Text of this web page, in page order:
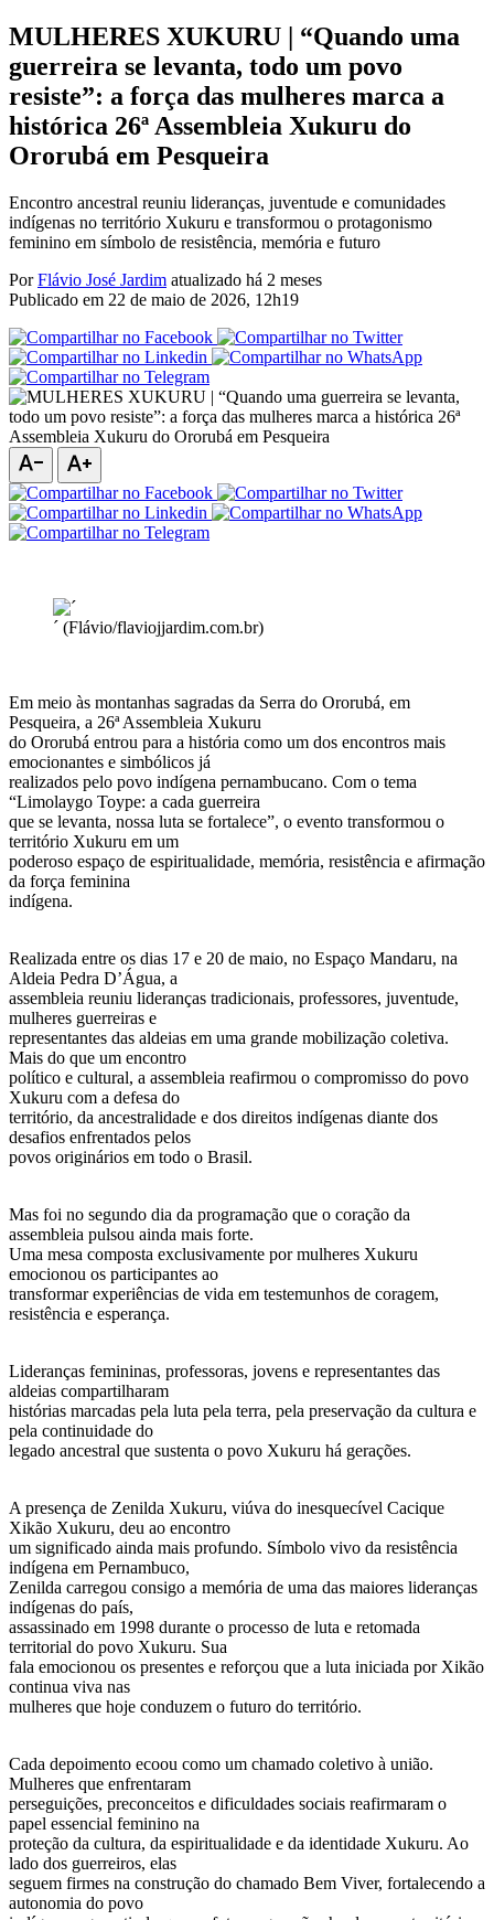
MULHERES XUKURU | “Quando uma
guerreira se levanta, todo um povo
resiste”: a força das mulheres marca a
histórica 26ª Assembleia Xukuru do
Ororubá em Pesqueira
Encontro ancestral reuniu lideranças, juventude e comunidades
indígenas no território Xukuru e transformou o protagonismo
feminino em símbolo de resistência, memória e futuro
PorFlávio José Jardim atualizado há 2 meses
Publicado em 22 de maio de 2026, 12h19
text_decrease text_increase
´ (Flávio/flaviojjardim.com.br)
Em meio às montanhas sagradas da Serra do Ororubá, em
Pesqueira, a 26ª Assembleia Xukuru
do Ororubá entrou para a história como um dos encontros mais
emocionantes e simbólicos já
realizados pelo povo indígena pernambucano. Com o tema
“Limolaygo Toype: a cada guerreira
que se levanta, nossa luta se fortalece”, o evento transformou o
território Xukuru em um
poderoso espaço de espiritualidade, memória, resistência e afirmação
da força feminina
indígena.
Realizada entre os dias 17 e 20 de maio, no Espaço Mandaru, na
Aldeia Pedra D’Água, a
assembleia reuniu lideranças tradicionais, professores, juventude,
mulheres guerreiras e
representantes das aldeias em uma grande mobilização coletiva.
Mais do que um encontro
político e cultural, a assembleia reafirmou o compromisso do povo
Xukuru com a defesa do
território, da ancestralidade e dos direitos indígenas diante dos
desafios enfrentados pelos
povos originários em todo o Brasil.
Mas foi no segundo dia da programação que o coração da
assembleia pulsou ainda mais forte.
Uma mesa composta exclusivamente por mulheres Xukuru
emocionou os participantes ao
transformar experiências de vida em testemunhos de coragem,
resistência e esperança.
Lideranças femininas, professoras, jovens e representantes das
aldeias compartilharam
histórias marcadas pela luta pela terra, pela preservação da cultura e
pela continuidade do
legado ancestral que sustenta o povo Xukuru há gerações.
A presença de Zenilda Xukuru, viúva do inesquecível Cacique
Xikão Xukuru, deu ao encontro
um significado ainda mais profundo. Símbolo vivo da resistência
indígena em Pernambuco,
Zenilda carregou consigo a memória de uma das maiores lideranças
indígenas do país,
assassinado em 1998 durante o processo de luta e retomada
territorial do povo Xukuru. Sua
fala emocionou os presentes e reforçou que a luta iniciada por Xikão
continua viva nas
mulheres que hoje conduzem o futuro do território.
Cada depoimento ecoou como um chamado coletivo à união.
Mulheres que enfrentaram
perseguições, preconceitos e dificuldades sociais reafirmaram o
papel essencial feminino na
proteção da cultura, da espiritualidade e da identidade Xukuru. Ao
lado dos guerreiros, elas
seguem firmes na construção do chamado Bem Viver, fortalecendo a
autonomia do povo